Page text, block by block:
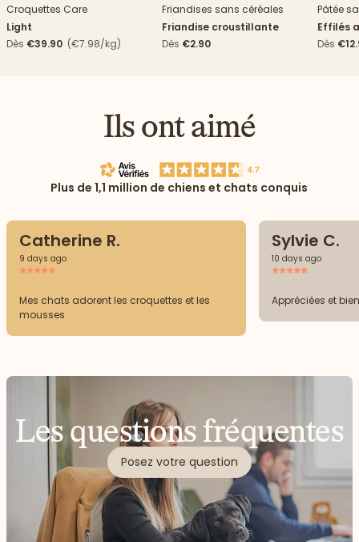
Croquettes Care
Light
Dès €39.90 (€7.98/kg)
Friandises sans céréales
Friandise croustillante
Dès €2.90
Pâtée
Effilés
Dès
Ils ont aimé
Plus de 1,1 million de chiens et chats conquis
Catherine R.
9 days ago
Mes chats adorent les croquettes et les
mousses
Sylvie C.
10 days ago
Appréciées et
Les questions fréquentes
Posez votre question